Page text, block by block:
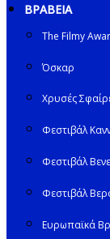
ΒΡΑΒΕΙΑ
The Filmy
Όσκαρ
Χρυσές
Φεστιβάλ
Φεστιβάλ
Φεστιβάλ
Ευρωπαϊκά